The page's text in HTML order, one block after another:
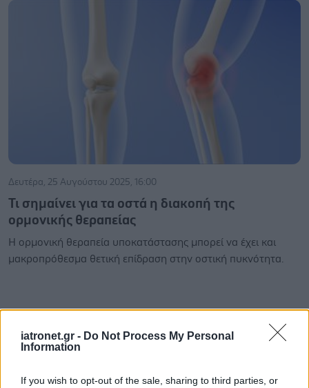
iatronet.gr - Do Not Process My Personal
Information
If you wish to opt-out of the sale, sharing to third parties, or
Δευτέρα, 25 Αυγούστου 2025, 16:00
Τι σημαίνει για τα οστά η διακοπή της
ορμονικής θεραπείας
Η ορμονική θεραπεία υποκατάστασης μπορεί να έχει και
μακροπρόθεσμα θετική επίδραση στην οστική πυκνότητα.